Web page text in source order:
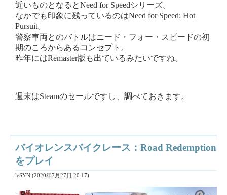
近いものとなるとNeed for Speedシリーズ。
なかでも印象に残っているのはNeed for Speed: Hot
Pursuit。
警察車両とのバトルはニード・フォー・スピードの初
期のころからあるコンセプト。
昨年にはRemaster版も出ているみたいですね。
週末はSteamのセールですし、調べておきます。
バイオレンスバイクレース：Road Redemption
をプレイ
leSYN (2020年7月27日 20:17)